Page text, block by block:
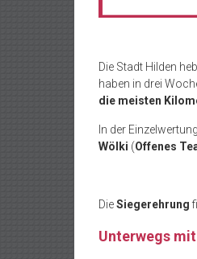
Die Stadt Hilden
haben in drei
die meisten
In der
Wölki (Offenes
DieSiegerehrung
Unterwegs